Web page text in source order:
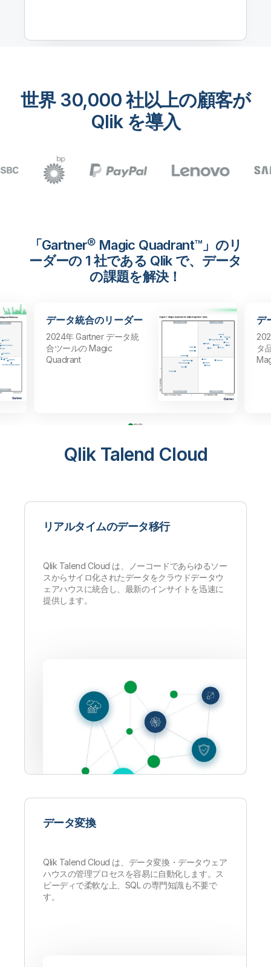
世界 30,000 社以上の顧客が
Qlik を導入
「Gartner® Magic Quadrant™」のリ
ーダーの 1 社である Qlik で、データ
の課題を解決！
データ統合のリーダー
2024年 Gartner データ統
合ツールの Magic
Quadrant
デ
タ
Qlik Talend Cloud
リアルタイムのデータ移行
Qlik Talend Cloud は、ノーコードであらゆるソー
スからサイロ化されたデータをクラウドデータウ
ェアハウスに統合し、最新のインサイトを迅速に
提供します。
データ変換
Qlik Talend Cloud は、データ変換・データウェア
ハウスの管理プロセスを容易に自動化します。ス
ピーディで柔軟な上、SQL の専門知識も不要で
す。